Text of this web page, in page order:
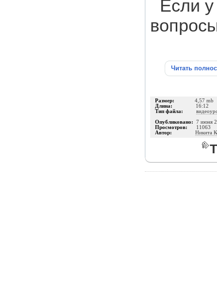
Если
Читать
Размер: 4,57 mb
Длина: 16:12
Тип файла:
Опубликовано: 7 июня
Просмотров: 11063
Автор: Никита